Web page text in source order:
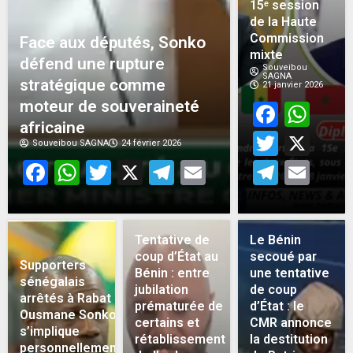
Face aux députés, Sonko
défend une rupture
stratégique comme
moteur de souveraineté
africaine
Souveibou SAGNA 24 février 2026
Facebook
WhatsApp
Twitter
X Telegram
Email
15ᵉ session
de la Haute
Commission
mixte
Souveibou
SAGNA
21 janvier 2026
X
Supporters
sénégalais
arrêtés à Rabat :
Ousmane Sonko
s’implique
personnellement
Tentative de
coup d’État au
Bénin : entre
jubilation
prématurée de
certains et
rétablissement
Le Bénin
secoué par
une tentative
de coup
d’État : le
CMR annonce
la destitution